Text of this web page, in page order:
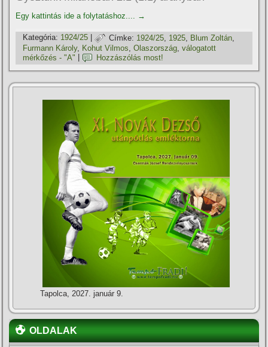
Egy kattintás ide a folytatáshoz.... →
Kategória: 1924/25 | Címke: 1924/25 1925 Blum Zoltán
Furmann Károly, Kohut Vilmos,Olaszország,válogatott
mérkőzés - "A"
Hozzászólás most!
Tapolca, 2027. január 9.
OLDALAK